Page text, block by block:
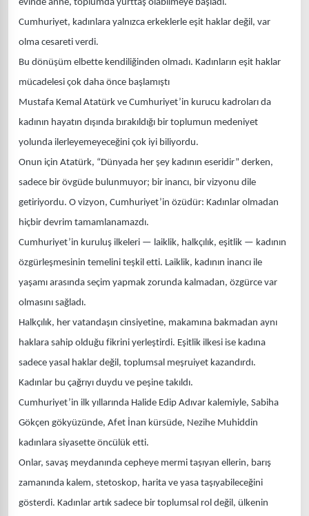
evinde anne, toplumda yurttaş olabilmeye başladı.
Cumhuriyet, kadınlara yalnızca erkeklerle eşit haklar değil, var
olma cesareti verdi.
Bu dönüşüm elbette kendiliğinden olmadı. Kadınların eşit haklar
mücadelesi çok daha önce başlamıştı
Mustafa Kemal Atatürk ve Cumhuriyet’in kurucu kadroları da
kadının hayatın dışında bırakıldığı bir toplumun medeniyet
yolunda ilerleyemeyeceğini çok iyi biliyordu.
Onun için Atatürk, “Dünyada her şey kadının eseridir” derken,
sadece bir övgüde bulunmuyor; bir inancı, bir vizyonu dile
getiriyordu. O vizyon, Cumhuriyet’in özüdür: Kadınlar olmadan
hiçbir devrim tamamlanamazdı.
Cumhuriyet’in kuruluş ilkeleri — laiklik, halkçılık, eşitlik — kadının
özgürleşmesinin temelini teşkil etti. Laiklik, kadının inancı ile
yaşamı arasında seçim yapmak zorunda kalmadan, özgürce var
olmasını sağladı.
Halkçılık, her vatandaşın cinsiyetine, makamına bakmadan aynı
haklara sahip olduğu fikrini yerleştirdi. Eşitlik ilkesi ise kadına
sadece yasal haklar değil, toplumsal meşruiyet kazandırdı.
Kadınlar bu çağrıyı duydu ve peşine takıldı.
Cumhuriyet’in ilk yıllarında Halide Edip Adıvar kalemiyle, Sabiha
Gökçen gökyüzünde, Afet İnan kürsüde, Nezihe Muhiddin
kadınlara siyasette öncülük etti.
Onlar, savaş meydanında cepheye mermi taşıyan ellerin, barış
zamanında kalem, stetoskop, harita ve yasa taşıyabileceğini
gösterdi. Kadınlar artık sadece bir toplumsal rol değil, ülkenin